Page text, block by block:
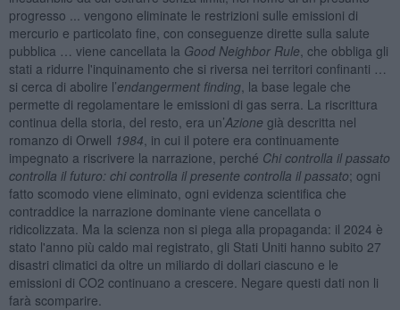
progresso ... vengono eliminate le restrizioni sulle emissioni di
mercurio e particolato fine, con conseguenze dirette sulla salute
pubblica … viene cancellata la Good Neighbor Rule , che obbliga gli
stati a ridurre l'inquinamento che si riversa nei territori confinanti …
si cerca di abolire l’endangerment finding, la base legale che
permette di regolamentare le emissioni di gas serra. La riscrittura
continua della storia, del resto, era un’Azione già descritta nel
romanzo di Orwell 1984 , in cui il potere era continuamente
impegnato a riscrivere la narrazione, perché Chi controlla il passato
controlla il futuro: chi controlla il presente controlla il passato; ogni
fatto scomodo viene eliminato, ogni evidenza scientifica che
contraddice la narrazione dominante viene cancellata o
ridicolizzata. Ma la scienza non si piega alla propaganda: il 2024 è
stato l'anno più caldo mai registrato, gli Stati Uniti hanno subito 27
disastri climatici da oltre un miliardo di dollari ciascuno e le
emissioni di CO2 continuano a crescere. Negare questi dati non li
farà scomparire.